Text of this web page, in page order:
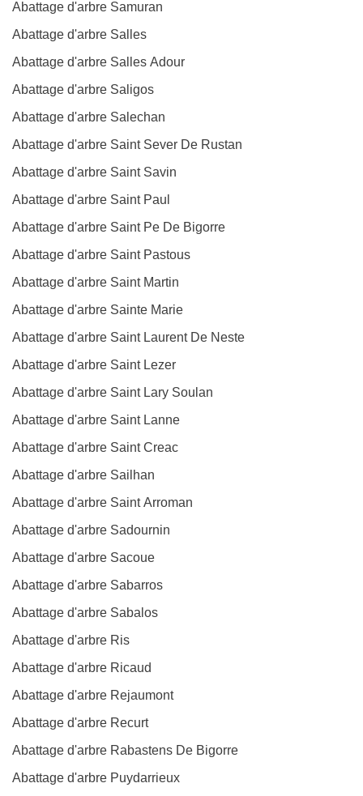
Abattage d'arbre Samuran
Abattage d'arbre Salles
Abattage d'arbre Salles Adour
Abattage d'arbre Saligos
Abattage d'arbre Salechan
Abattage d'arbre Saint Sever De Rustan
Abattage d'arbre Saint Savin
Abattage d'arbre Saint Paul
Abattage d'arbre Saint Pe De Bigorre
Abattage d'arbre Saint Pastous
Abattage d'arbre Saint Martin
Abattage d'arbre Sainte Marie
Abattage d'arbre Saint Laurent De Neste
Abattage d'arbre Saint Lezer
Abattage d'arbre Saint Lary Soulan
Abattage d'arbre Saint Lanne
Abattage d'arbre Saint Creac
Abattage d'arbre Sailhan
Abattage d'arbre Saint Arroman
Abattage d'arbre Sadournin
Abattage d'arbre Sacoue
Abattage d'arbre Sabarros
Abattage d'arbre Sabalos
Abattage d'arbre Ris
Abattage d'arbre Ricaud
Abattage d'arbre Rejaumont
Abattage d'arbre Recurt
Abattage d'arbre Rabastens De Bigorre
Abattage d'arbre Puydarrieux